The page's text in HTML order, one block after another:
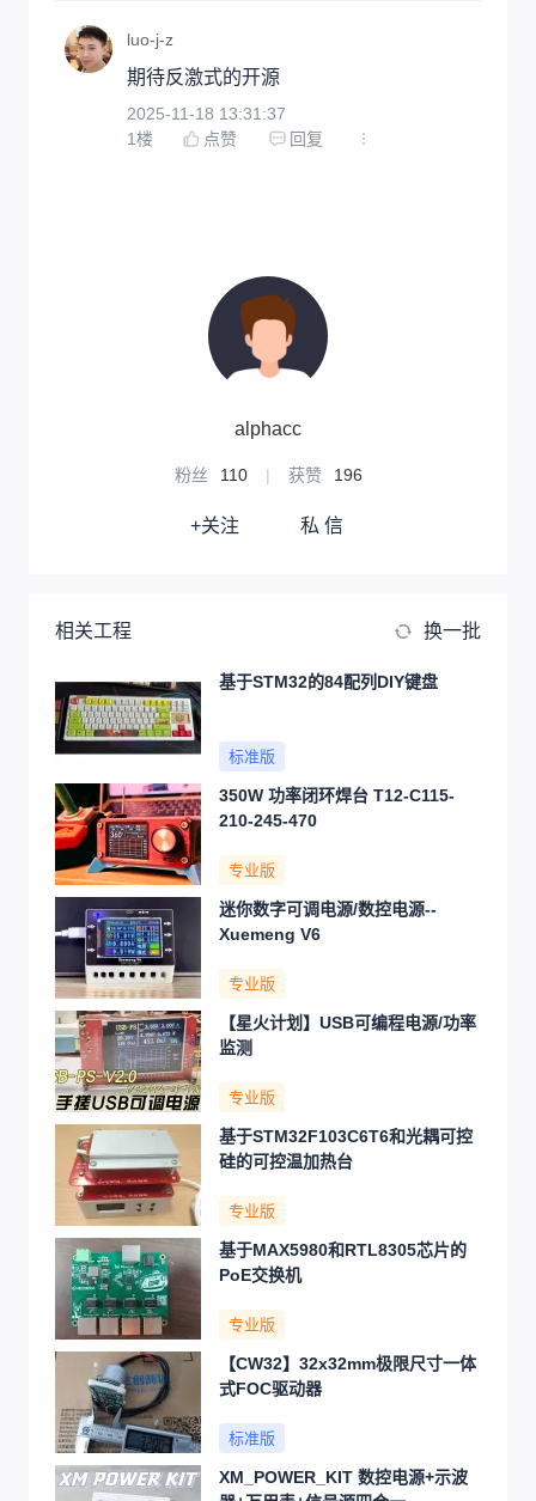
luo-j-z
期待反激式的开源
2025-11-18 13:31:37
1楼 点赞 回复
alphacc
粉丝 110 | 获赞 196
+关注 私 信
相关工程 换一批
基于STM32的84配列DIY键盘
标准版
350W 功率闭环焊台 T12-C115-
210-245-470
专业版
迷你数字可调电源/数控电源--
Xuemeng V6
专业版
【星火计划】USB可编程电源/功率
监测
专业版
基于STM32F103C6T6和光耦可控
硅的可控温加热台
专业版
基于MAX5980和RTL8305芯片的
PoE交换机
专业版
【CW32】32x32mm极限尺寸一体
式FOC驱动器
标准版
XM_POWER_KIT 数控电源+示波